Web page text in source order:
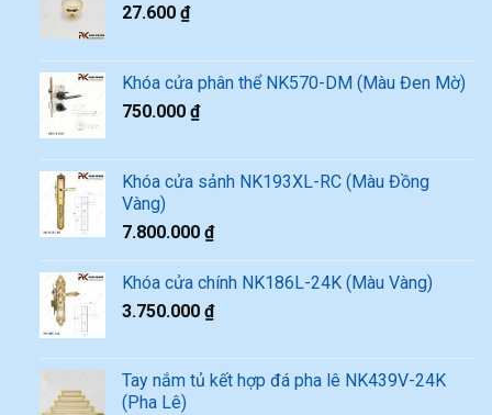
27.600 ₫
Khóa cửa phân thể NK570-DM (Màu Đen Mờ)
750.000 ₫
Khóa cửa sảnh NK193XL-RC (Màu Đồng
Vàng)
7.800.000 ₫
Khóa cửa chính NK186L-24K (Màu Vàng)
3.750.000 ₫
Tay nắm tủ kết hợp đá pha lê NK439V-24K
(Pha Lê)